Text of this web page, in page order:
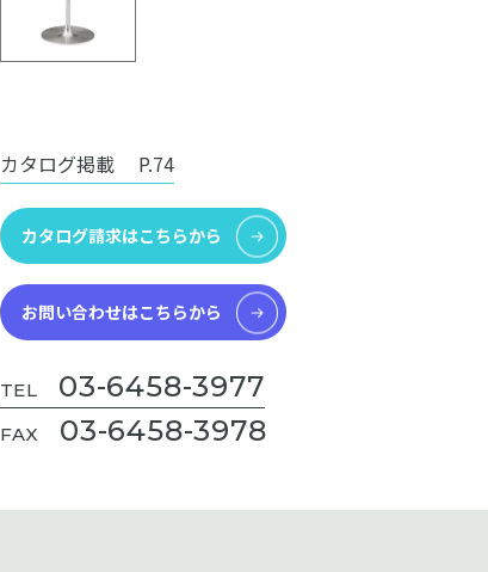
カタログ掲載 P.74
カタログ請求はこちらから
お問い合わせはこちらから
TEL 03-6458-3977
FAX 03-6458-3978